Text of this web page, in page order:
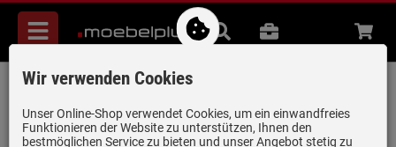
Menü
Suche
B2B Beratung
Smeg TSF01CHMEU 2-Scheiben-Toaster
Gold matt
Artikel-Nummer:19970603 | Herstellernummer: TSF01CHMEU |
Wir verwenden Cookies
Unser Online-Shop verwendet Cookies, um ein einwandfreies
Funktionieren der Website zu unterstützen, Ihnen den
bestmöglichen Service zu bieten und unser Angebot stetig zu